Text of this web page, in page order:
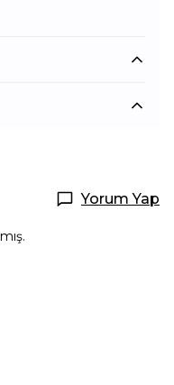
Yorum Yap